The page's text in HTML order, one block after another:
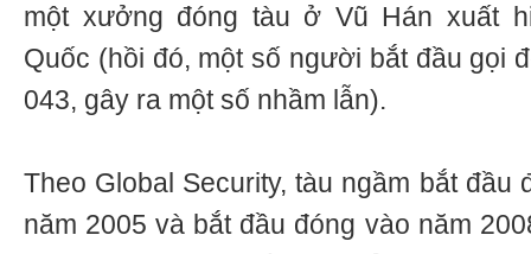
một xưởng đóng tàu ở Vũ Hán xuất
Quốc (hồi đó, một số người bắt đầu gọi
043, gây ra một số nhầm lẫn).
Theo Global Security, tàu ngầm bắt đầu
năm 2005 và bắt đầu đóng vào năm